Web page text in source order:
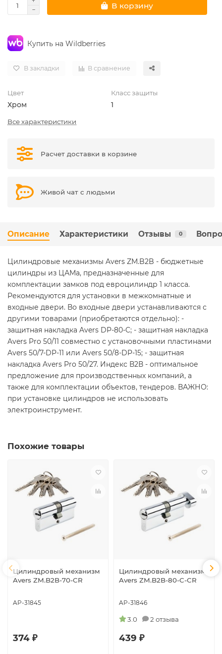
В корзину
Купить на Wildberries
В закладки В сравнение
Цвет
Хром
Класс защиты
1
Все характеристики
Расчет доставки в корзине
Живой чат с людьми
Описание Характеристики Отзывы 0
Цилиндровые механизмы Avers ZM.B2B - бюджетные
цилиндры из ЦАМа, предназначенные для
комплектации замков под евроцилиндр 1 класса.
Рекомендуются для установки в межкомнатные и
входные двери. Во входные двери устанавливаются с
другими товарами (приобретаются отдельно): -
защитная накладка Avers DP-80-C; - защитная накладка
Avers Pro 50/11 совместно с установочными пластинами
Avers 50/7-DP-11 или Avers 50/8-DP-15; - защитная
накладка Avers Pro 50/27. Индекс В2В - оптимальное
предложение для производственных компаний, а
также для комплектации объектов, тендеров. ВАЖНО:
при установке цилиндров не использовать
электроинструмент.
Похожие товары
Цилиндровый механизм
Avers ZM.B2B-70-CR
AP-31845
374 ₽
Цилиндровый механизм
Avers ZM.B2B-80-C-CR
AP-31846
3.0 2 отзыва
439 ₽